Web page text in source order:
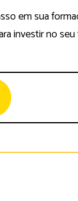
em sua
investir no